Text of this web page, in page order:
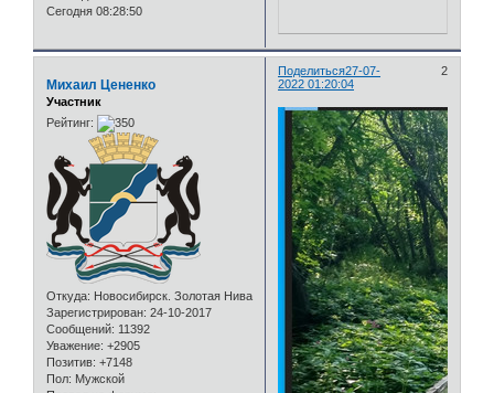
Сегодня 08:28:50
Поделиться 2
27-07-
2022 01:20:04
Михаил Цененко
Участник
Рейтинг:
Откуда: Новосибирск. Золотая Нива
Зарегистрирован: 24-10-2017
Сообщений: 11392
Уважение: +2905
Позитив: +7148
Пол: Мужской